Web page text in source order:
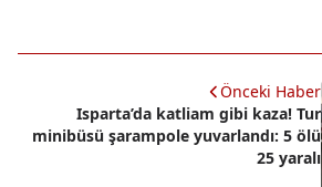
Önceki Haber
Isparta’da katliam gibi kaza! Tur
minibüsü şarampole yuvarlandı: 5 ölü
25 yaralı